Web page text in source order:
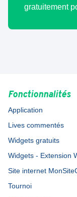
gratuitement
Fonctionnalités
Application
Lives commentés
Widgets gratuits
Widgets - Extension
Site internet
Tournoi